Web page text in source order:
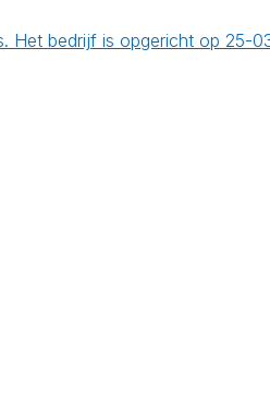
Het bedrijf is opgericht op 25-